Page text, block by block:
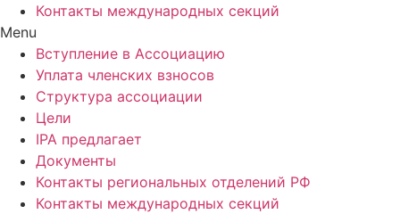
Контакты международных секций
Menu
Вступление в Ассоциацию
Уплата членских взносов
Структура ассоциации
Цели
IPA предлагает
Документы
Контакты региональных отделений РФ
Контакты международных секций